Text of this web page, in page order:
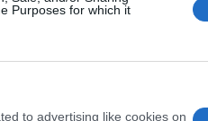
Purposes for which it
to advertising like cookies on